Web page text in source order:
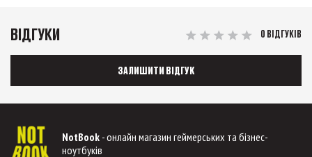
ВІДГУКИ 0 ВІДГУКІВ
ЗАЛИШИТИ ВІДГУК
NotBook - онлайн магазин геймерських та бізнес-
ноутбуків